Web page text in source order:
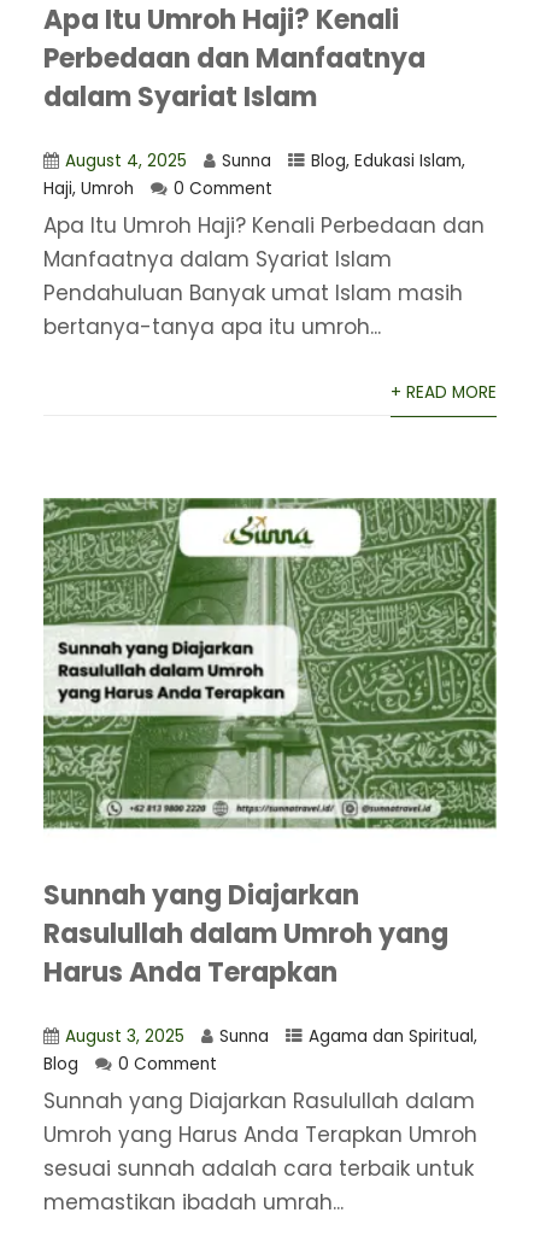
Apa Itu Umroh Haji? Kenali
Perbedaan dan Manfaatnya
dalam Syariat Islam
August 4, 2025 Sunna Blog, Edukasi Islam,
Haji, Umroh 0 Comment
Apa Itu Umroh Haji? Kenali Perbedaan dan
Manfaatnya dalam Syariat Islam
Pendahuluan Banyak umat Islam masih
bertanya-tanya apa itu umroh...
+ READ MORE
Sunnah yang Diajarkan
Rasulullah dalam Umroh yang
Harus Anda Terapkan
August 3, 2025 Sunna Agama dan Spiritual,
Blog
0 Comment
​Sunnah yang Diajarkan Rasulullah dalam
Umroh yang Harus Anda Terapkan Umroh
sesuai sunnah adalah cara terbaik untuk
memastikan ibadah umrah...